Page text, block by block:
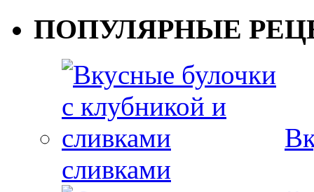
ПОПУЛЯРНЫЕ
сливками